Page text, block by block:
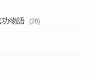
物語 (28)